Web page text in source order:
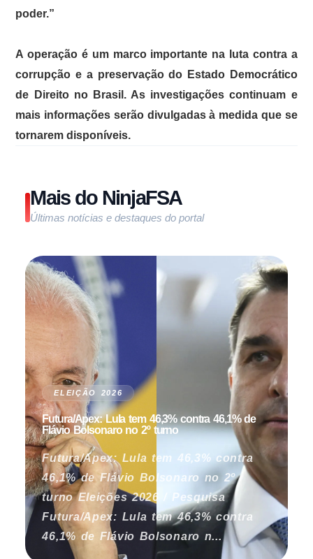
poder.”
A operação é um marco importante na luta contra a
corrupção e a preservação do Estado Democrático
de Direito no Brasil. As investigações continuam e
mais informações serão divulgadas à medida que se
tornarem disponíveis.
Mais do NinjaFSA
Últimas notícias e destaques do portal
ELEIÇÃO 2026
Futura/Apex: Lula tem 46,3% contra 46,1% de
Flávio Bolsonaro no 2º turno
Futura/Apex: Lula tem 46,3% contra
46,1% de Flávio Bolsonaro no 2º
turno Eleições 2026 / Pesquisa
Futura/Apex: Lula tem 46,3% contra
46,1% de Flávio Bolsonaro n...